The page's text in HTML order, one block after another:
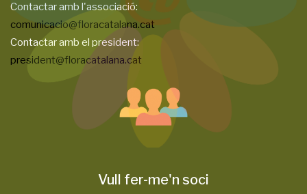
Contactar amb l'associació:
comunicacio@floracatalana.cat
Contactar amb el president:
president@floracatalana.cat
Vull fer-me'n soci